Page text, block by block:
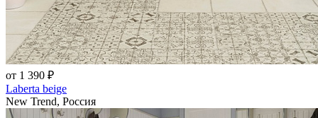
от 1 390 ₽
Laberta beige
New Trend, Россия